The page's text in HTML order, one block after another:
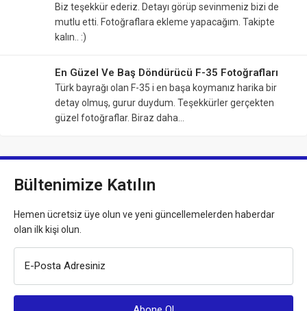
Biz teşekkür ederiz. Detayı görüp sevinmeniz bizi de
mutlu etti. Fotoğraflara ekleme yapacağım. Takipte
kalın.. :)
En Güzel Ve Baş Döndürücü F-35 Fotoğrafları
Türk bayrağı olan F-35 i en başa koymanız harika bir
detay olmuş, gurur duydum. Teşekkürler gerçekten
güzel fotoğraflar. Biraz daha…
Bültenimize Katılın
Hemen ücretsiz üye olun ve yeni güncellemelerden haberdar
olan ilk kişi olun.
E-Posta Adresiniz